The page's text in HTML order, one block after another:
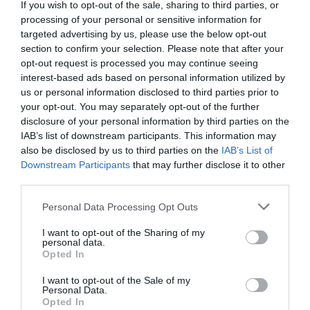
If you wish to opt-out of the sale, sharing to third parties, or
processing of your personal or sensitive information for
targeted advertising by us, please use the below opt-out
section to confirm your selection. Please note that after your
opt-out request is processed you may continue seeing
interest-based ads based on personal information utilized by
us or personal information disclosed to third parties prior to
your opt-out. You may separately opt-out of the further
disclosure of your personal information by third parties on the
IAB’s list of downstream participants. This information may
also be disclosed by us to third parties on the IAB’s List of
Downstream Participants that may further disclose it to other
Personal Data Processing Opt Outs
I want to opt-out of the Sharing of my
personal data.
Opted In
I want to opt-out of the Sale of my
Personal Data.
Opted In
l’any, redueix pics de concentració, genera una
despesa mitjana elevada per visitant i manté una
forta connexió amb sectors d’alt valor afegit, com
els serveis professionals, la tecnologia, la recerca,
la cultura o la formació superior.
El turisme de congressos
distribueix l’activitat al llarg
de l’any, redueix pics de
concentració, genera una
despesa mitjana elevada per
connexió amb sectors d’alt